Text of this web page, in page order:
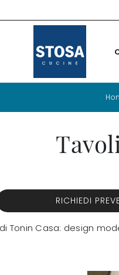
RICHIEDI
Tonin Casa: design